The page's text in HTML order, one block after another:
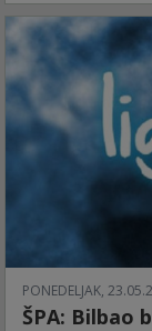
PONEDELJAK,
ŠPA: Bilbao